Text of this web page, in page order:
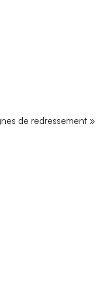
de redressement »